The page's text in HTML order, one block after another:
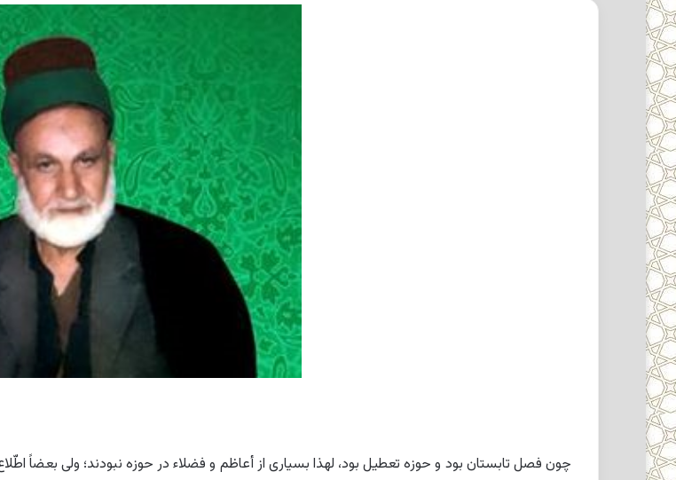
چون فصل تابستان بود و حوزه تعطیل بود، لهذا بسیارى از أعاظم و فضلاء در حوزه نبودند؛ ولى بعضاً